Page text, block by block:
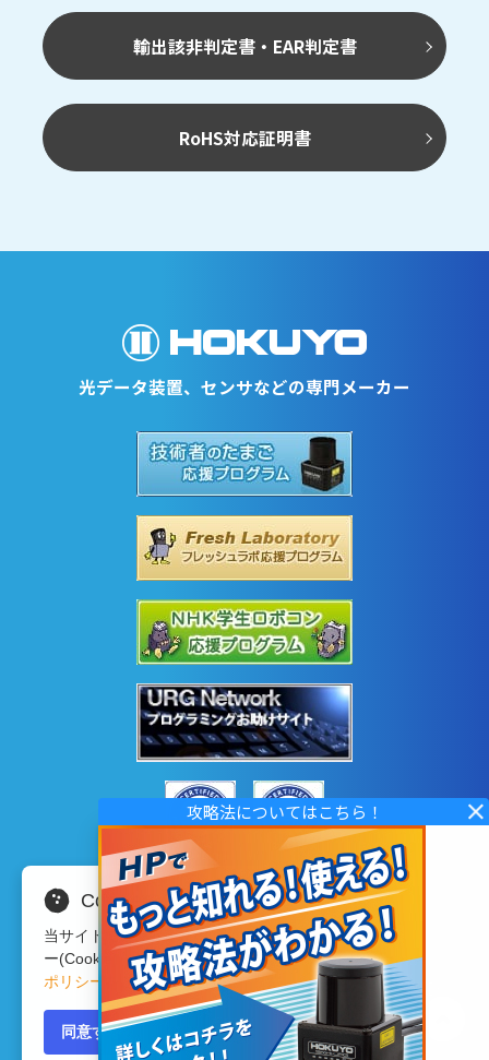
輸出該非判定書・EAR判定書
RoHS対応証明書
光データ装置、センサなどの専門メーカー
Copyright © 2020 HOKUYO AUTOMATIC CO.LTD
All Rights Reserved.
Cookieの使用について
当サイトではサイトの利便性向上のため、クッキ
ー(Cookie)を使用しています。詳細はプライバシー
ポリシー
をご確認ください。
同意する